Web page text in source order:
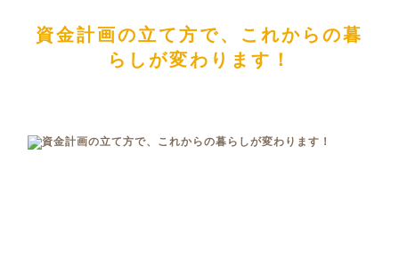
資金計画の立て方で、これからの暮
らしが変わります！